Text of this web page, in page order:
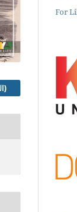
VIEW THE PDF FILE (العربية)
For